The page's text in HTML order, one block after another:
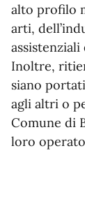
alto profilo
arti,
Inoltre,
siano
agli altri o
Comune di
loro